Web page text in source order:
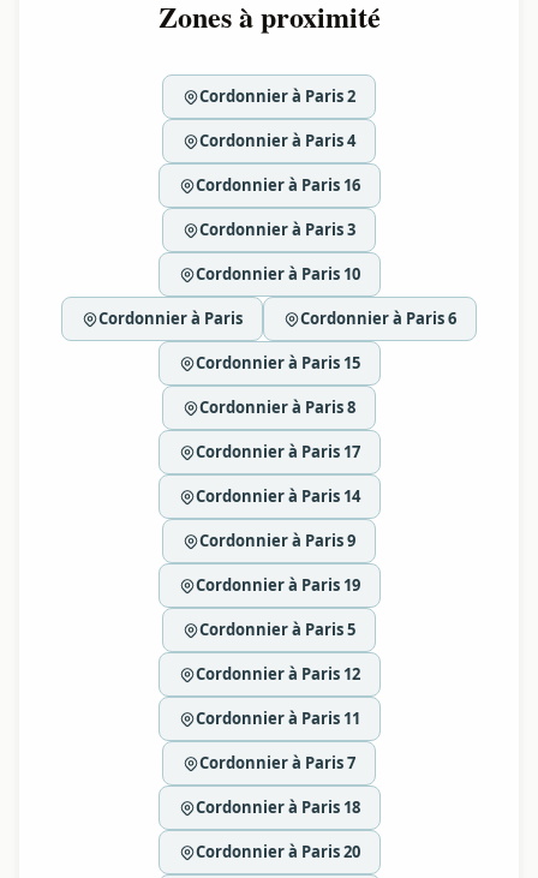
Zones à proximité
Cordonnier à Paris 2
Cordonnier à Paris 4
Cordonnier à Paris 16
Cordonnier à Paris 3
Cordonnier à Paris 10
Cordonnier à Paris Cordonnier à Paris 6
Cordonnier à Paris 15
Cordonnier à Paris 8
Cordonnier à Paris 17
Cordonnier à Paris 14
Cordonnier à Paris 9
Cordonnier à Paris 19
Cordonnier à Paris 5
Cordonnier à Paris 12
Cordonnier à Paris 11
Cordonnier à Paris 7
Cordonnier à Paris 18
Cordonnier à Paris 20